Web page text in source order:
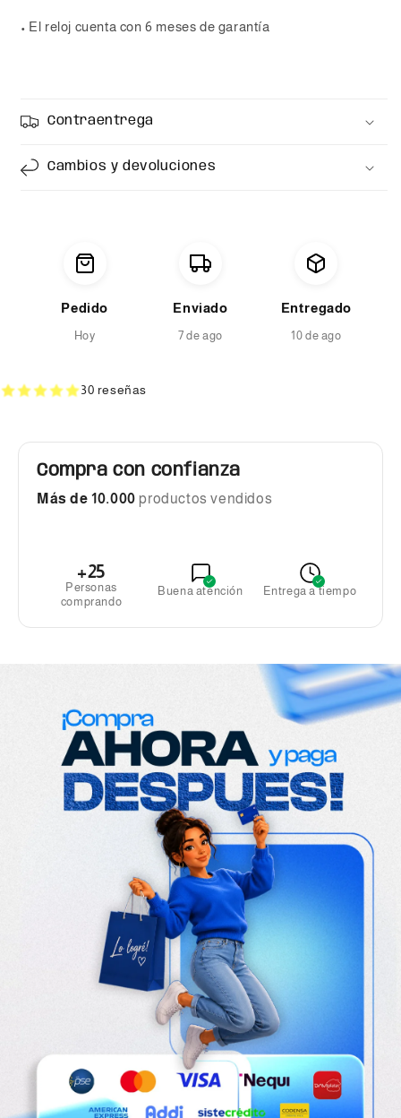
• El reloj cuenta con 6 meses de garantía
Contraentrega
Cambios y devoluciones
Pedido
Hoy
Enviado
7 de ago
Entregado
10 de ago
30 reseñas
Compra con confianza
Más de 10.000 productos vendidos
+25
Personas
comprando
Buena atención Entrega a tiempo